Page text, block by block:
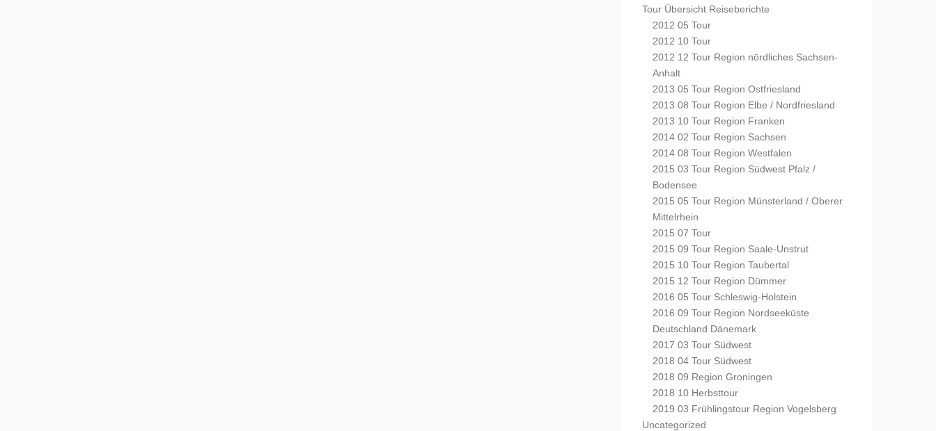
Tour Übersicht Reiseberichte
2012 05 Tour
2012 10 Tour
2012 12 Tour Region nördliches Sachsen-
Anhalt
2013 05 Tour Region Ostfriesland
2013 08 Tour Region Elbe / Nordfriesland
2013 10 Tour Region Franken
2014 02 Tour Region Sachsen
2014 08 Tour Region Westfalen
2015 03 Tour Region Südwest Pfalz /
Bodensee
2015 05 Tour Region Münsterland / Oberer
Mittelrhein
2015 07 Tour
2015 09 Tour Region Saale-Unstrut
2015 10 Tour Region Taubertal
2015 12 Tour Region Dümmer
2016 05 Tour Schleswig-Holstein
2016 09 Tour Region Nordseeküste
Deutschland Dänemark
2017 03 Tour Südwest
2018 04 Tour Südwest
2018 09 Region Groningen
2018 10 Herbsttour
2019 03 Frühlingstour Region Vogelsberg
Uncategorized